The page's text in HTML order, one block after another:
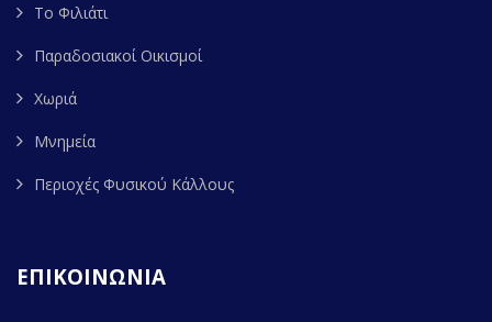
Το Φιλιάτι
Παραδοσιακοί Οικισμοί
Χωριά
Μνημεία
Περιοχές Φυσικού Κάλλους
ΕΠΙΚΟΙΝΩΝΙΑ